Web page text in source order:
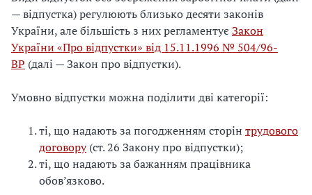
— відпустка) регулюють близько десяти законів
України, але більшість з них регламентує Закон
України «Про відпустки» від 15.11.1996 № 504/96-
ВР (далі — Закон про відпустки).
Умовно відпустки можна поділити дві категорії:
ті, що надають за погодженням сторін трудового
договору(ст. 26 Закону про відпустки);
ті, що надають за бажанням працівника
обов’язково.